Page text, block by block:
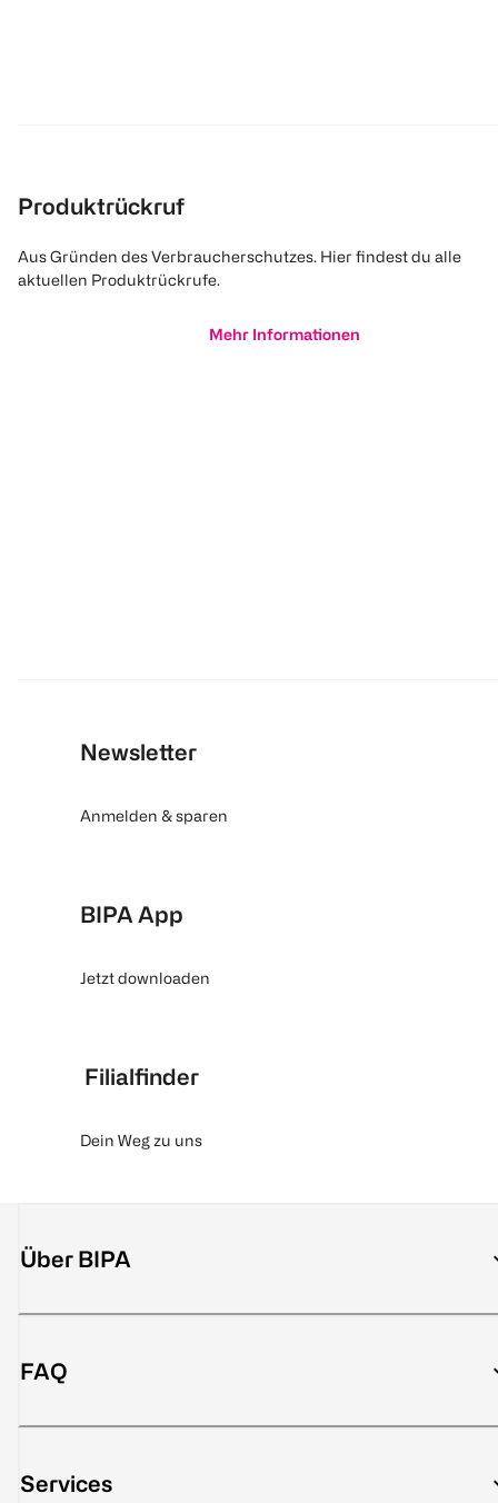
Produktrückruf
Aus Gründen des Verbraucherschutzes. Hier findest du alle
aktuellen Produktrückrufe.
Mehr Informationen
Newsletter
Anmelden & sparen
BIPA App
Jetzt downloaden
Filialfinder
Dein Weg zu uns
Über BIPA
FAQ
Services